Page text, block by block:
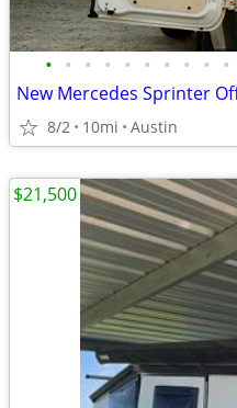
• • • • • • • • • •
New Mercedes Sprinter
8/2 10mi Austin
$21,500